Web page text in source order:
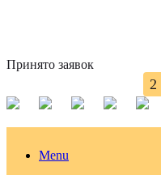
Принято заявок
2
Menu